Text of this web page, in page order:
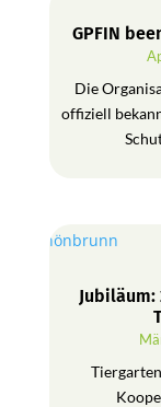
GPFIN
Die
offiziell
Jubiläum: